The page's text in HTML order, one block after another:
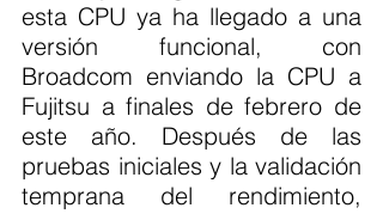
esta CPU ya ha llegado a una
versión funcional, con
Broadcom enviando la CPU a
Fujitsu a finales de febrero de
este año. Después de las
pruebas iniciales y la validación
temprana del rendimiento,